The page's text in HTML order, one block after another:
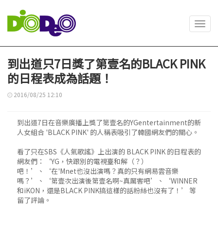
到出道只7日獎了第壹名的BLACK PINK
的日程表成為話題！
2016/08/25 12:10
到出道7日在音樂廣播上獎了第壹名的YGentertainment的新
人女組合 'BLACK PINK' 的人稱表吸引了韓國網友們的關心。
看了只在SBS《人氣歌謠》上出演的 BLACK PINK 的日程表的
網友們：‘YG，快跟別的電視臺和解（？）
吧！’、‘在'Mnet也沒出演嗎？真的只有網易雲音樂
嗎？’、‘第壹次出演後第壹名啊~真厲害吧’、‘WINNER
和iKON，還是BLACK PINK搞這樣的話粉絲也沒有了！’ 等
留了評論。